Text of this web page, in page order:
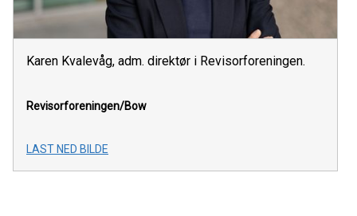
Karen Kvalevåg, adm. direktør i Revisorforeningen.
Revisorforeningen/Bow
LAST NED BILDE